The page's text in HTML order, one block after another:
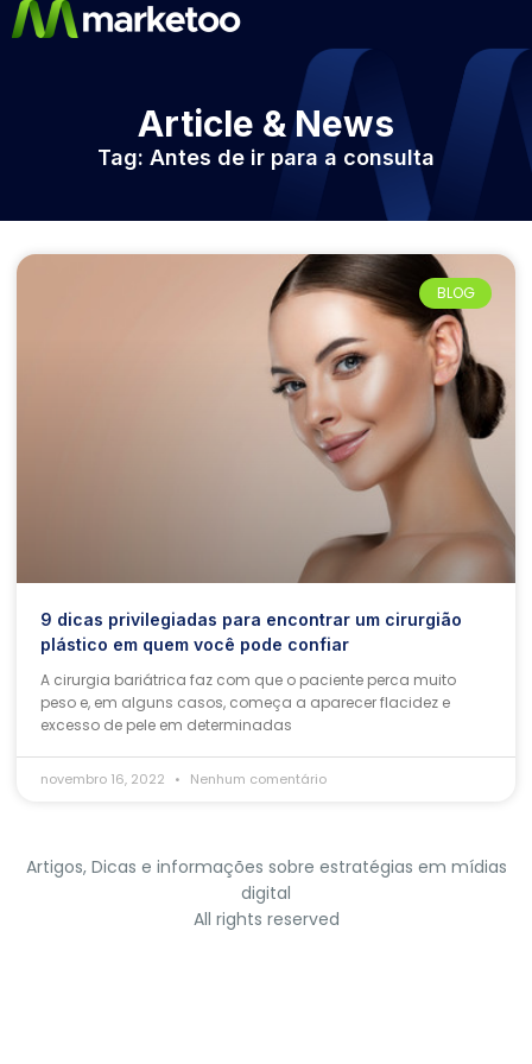
Article & News
Tag: Antes de ir para a consulta
BLOG
9 dicas privilegiadas para encontrar um cirurgião
plástico em quem você pode confiar
A cirurgia bariátrica faz com que o paciente perca muito
peso e, em alguns casos, começa a aparecer flacidez e
excesso de pele em determinadas
novembro 16, 2022 Nenhum comentário
Artigos, Dicas e informações sobre estratégias em mídias
digital
All rights reserved